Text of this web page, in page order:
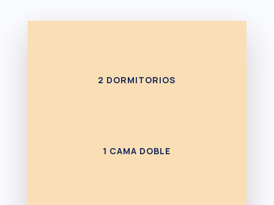
2 DORMITORIOS
1 CAMA DOBLE